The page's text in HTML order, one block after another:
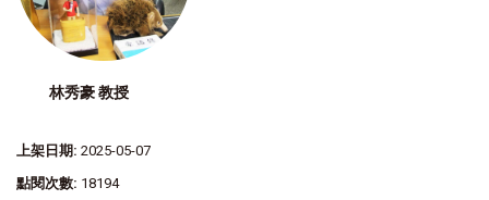
林秀豪 教授
上架日期: 2025-05-07
點閱次數: 18194